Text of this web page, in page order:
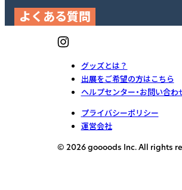
よくある質問
グッズとは？
出展をご希望の方はこちら
ヘルプセンター・お問い合わ
プライバシーポリシー
運営会社
© 2026 goooods Inc. All rights